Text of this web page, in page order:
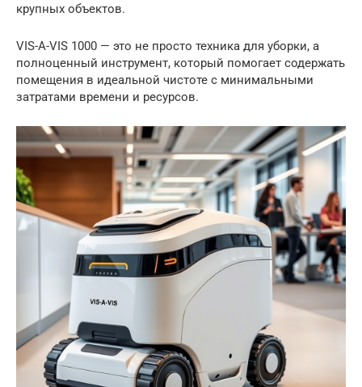
крупных объектов.
VIS-A-VIS 1000 — это не просто техника для уборки, а
полноценный инструмент, который помогает содержать
помещения в идеальной чистоте с минимальными
затратами времени и ресурсов.